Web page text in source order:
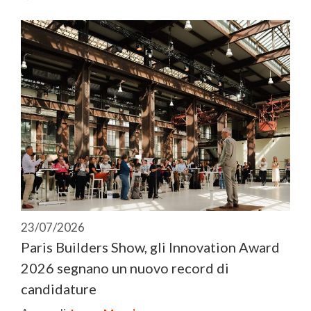
23/07/2026
Paris Builders Show, gli Innovation Award
2026 segnano un nuovo record di
candidature